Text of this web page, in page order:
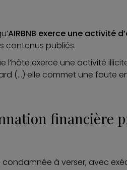
AIRBNB exerce une activité
contenus publiés.
l’hôte exerce une activité
(…) elle commet une faute
financière
condamnée à verser, avec